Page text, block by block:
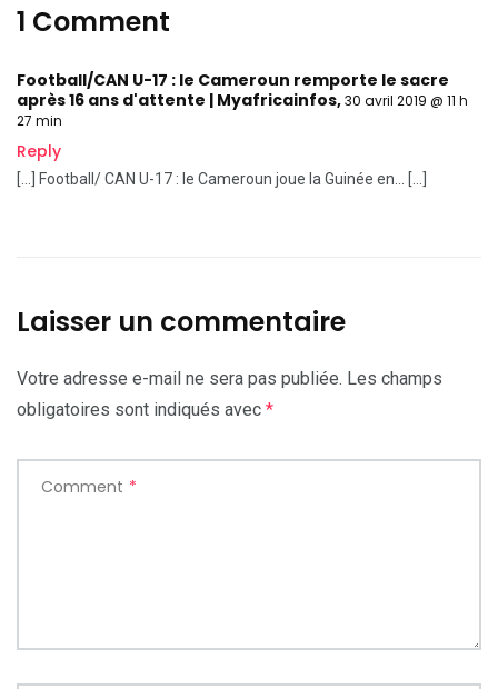
1 Comment
Football/CAN U-17 : le Cameroun remporte le sacre
après 16 ans d'attente | Myafricainfos,30 avril 2019 @ 11 h
27 min
Reply
[…] Football/ CAN U-17 : le Cameroun joue la Guinée en… […]
Laisser un commentaire
Votre adresse e-mail ne sera pas publiée. Les champs
obligatoires sont indiqués avec *
Comment *